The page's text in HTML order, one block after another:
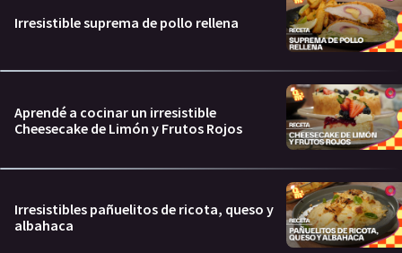
Irresistible suprema de pollo rellena
Aprendé a cocinar un irresistible
Cheesecake de Limón y Frutos Rojos
Irresistibles pañuelitos de ricota, queso y
albahaca